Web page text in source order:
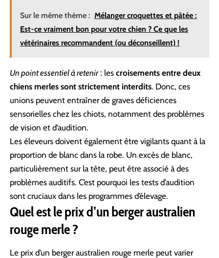
Sur le même thème : Mélanger croquettes et pâtée :
Est-ce vraiment bon pour votre chien ? Ce que les
vétérinaires recommandent (ou déconseillent) !
Un point essentiel à retenir: les croisements entre deux
chiens merles sont strictement interdits. Donc, ces
unions peuvent entraîner de graves déficiences
sensorielles chez les chiots, notamment des problèmes
de vision et d’audition.
Les éleveurs doivent également être vigilants quant à la
proportion de blanc dans la robe. Un excès de blanc,
particulièrement sur la tête, peut être associé à des
problèmes auditifs. C’est pourquoi les tests d’audition
sont cruciaux dans les programmes d’élevage.
Quel est le prix d’un berger australien
rouge merle ?
Le prix d’un berger australien rouge merle peut varier